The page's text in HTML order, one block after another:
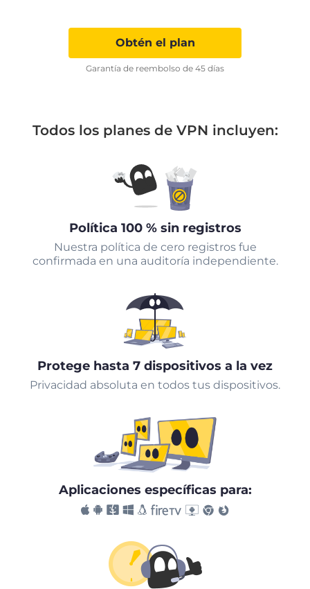
Obtén el plan
Garantía de reembolso de 45 días
Todos los planes de VPN incluyen:
Política 100 % sin registros
Nuestra política de cero registros fue
confirmada en una auditoría independiente.
Protege hasta 7 dispositivos a la vez
Privacidad absoluta en todos tus dispositivos.
Aplicaciones específicas para: